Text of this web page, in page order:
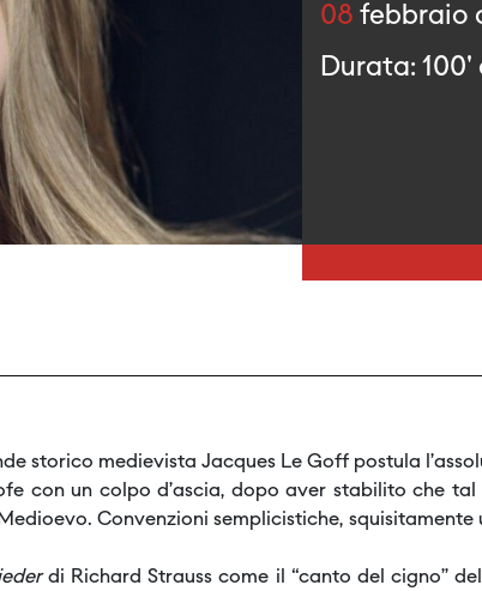
08 febbraio
Durata: 100'
storico medievista Jacques Le Goff postula
con un colpo d’ascia, dopo aver stabilito che
Convenzioni semplicistiche,
di Richard Strauss come il “canto del cigno”